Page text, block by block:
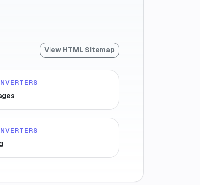
View HTML Sitemap